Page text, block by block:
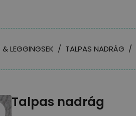
LEGGINGSEK TALPAS NADRÁG
Talpas nadrág